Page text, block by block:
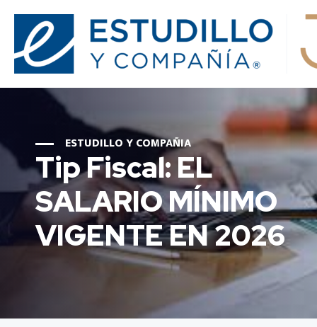
ESTUDILLO Y COMPAÑIA
Tip Fiscal: EL
SALARIO MÍNIMO
VIGENTE EN 2026